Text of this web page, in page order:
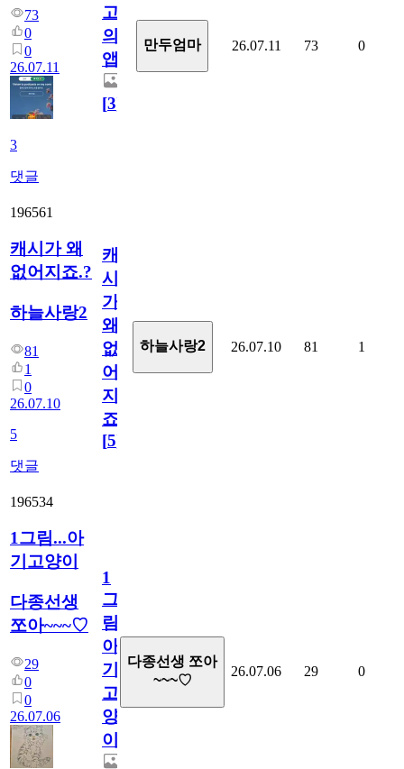
73
0
0
26.07.11
3
댓글
고
의
앱.
[3]
만두엄마 26.07.11 73 0
196561
캐시가 왜
없어지죠.?
하늘사랑2
81
1
0
26.07.10
5
댓글
캐
시
가
왜
없
어
지
죠.?
[5]
하늘사랑2 26.07.10 81 1
196534
1그림...아
기고양이
다종선생
쪼아~~~♡
29
0
0
26.07.06
1
그
림...
아
기
고
양
이
다종선생 쪼아
~~~♡
26.07.06 29 0